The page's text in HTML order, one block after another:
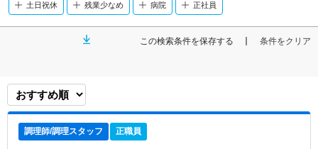
土日祝休 残業少なめ 病院 正社員
この検索条件を保存する 条件をクリア
調理師/調理スタッフ 正職員